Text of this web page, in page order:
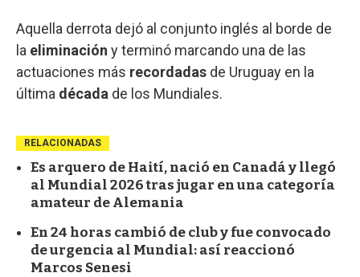
Aquella derrota dejó al conjunto inglés al borde de
la eliminación y terminó marcando una de las
actuaciones más recordadas de Uruguay en la
última década de los Mundiales.
RELACIONADAS
Es arquero de Haití, nació en Canadá y llegó
al Mundial 2026 tras jugar en una categoría
amateur de Alemania
En 24 horas cambió de club y fue convocado
de urgencia al Mundial: así reaccionó
Marcos Senesi